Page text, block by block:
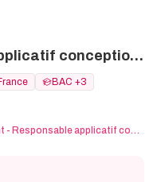
Alternant - Responsable applicatif conception & industrialisation - H/F
BAC +3
Alternant - Responsable applicatif conception & industrialisation - H/F